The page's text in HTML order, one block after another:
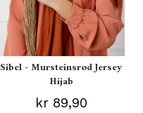
Sibel - Mursteinsrød Jersey
Hijab
kr 89,90